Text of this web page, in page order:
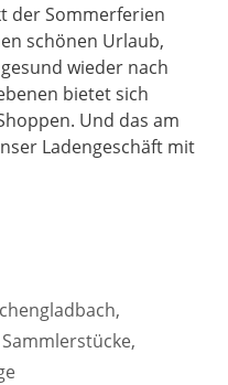
der Sommerferien
schönen Urlaub,
wieder nach
bietet sich
Und das am
Ladengeschäft mit
,
Sammlerstücke,